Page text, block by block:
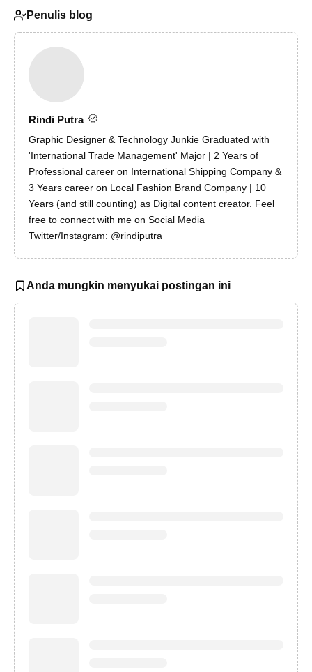
Penulis blog
Rindi Putra
Graphic Designer & Technology Junkie Graduated with
'International Trade Management' Major | 2 Years of
Professional career on International Shipping Company &
3 Years career on Local Fashion Brand Company | 10
Years (and still counting) as Digital content creator. Feel
free to connect with me on Social Media
Twitter/Instagram: @rindiputra
Anda mungkin menyukai postingan ini